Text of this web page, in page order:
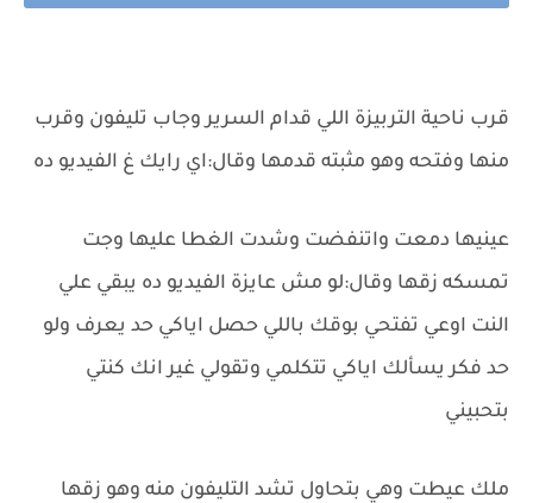
قرب ناحية التربيزة اللي قدام السرير وجاب تليفون وقرب
منها وفتحه وهو مثبته قدمها وقال:اي رايك غ الفيديو ده
عينيها دمعت واتنفضت وشدت الغطا عليها وجت
تمسكه زقها وقال:لو مش عايزة الفيديو ده يبقي علي
النت اوعي تفتحي بوقك باللي حصل اياكي حد يعرف ولو
حد فكر يسألك اياكي تتكلمي وتقولي غير انك كنتي
بتحبيني
ملك عيطت وهي بتحاول تشد التليفون منه وهو زقها